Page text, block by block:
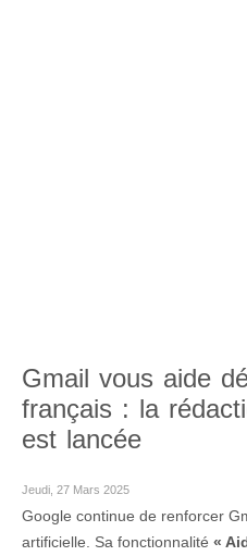
Gmail vous aide
français : la
est lancée
Jeudi, 27 Mars 2025
Google continue de renforcer
artificielle. Sa fonctionnalité «